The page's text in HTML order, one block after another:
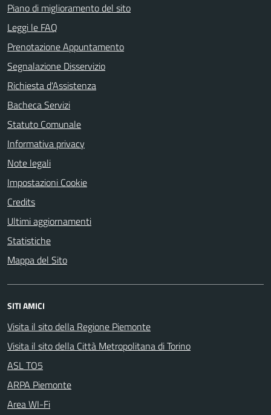
Piano di miglioramento del sito
Leggi le FAQ
Prenotazione Appuntamento
Segnalazione Disservizio
Richiesta d'Assistenza
Bacheca Servizi
Statuto Comunale
Informativa privacy
Note legali
Impostazioni Cookie
Credits
Ultimi aggiornamenti
Statistiche
Mappa del Sito
SITI AMICI
Visita il sito della Regione Piemonte
Visita il sito della Città Metropolitana di Torino
ASL TO5
ARPA Piemonte
Area WI-Fi